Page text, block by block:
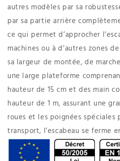
autres modèles par sa
par sa partie arrière
ce qui permet d’approcher
machines ou à d’autres zones
sa largeur de montée, de
une large plateforme
hauteur de 15 cm et des main
hauteur de 1 m, assurant une
roues et les poignées
transport, l’escabeau se ferme